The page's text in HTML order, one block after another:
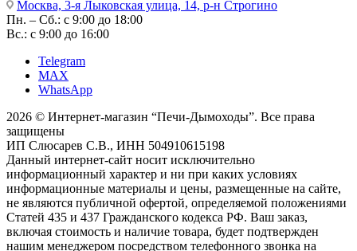
Москва, 3-я Лыковская улица, 14, р-н Строгино
Пн. – Сб.: с 9:00 до 18:00
Вс.: с 9:00 до 16:00
Telegram
MAX
WhatsApp
2026 © Интернет-магазин “Печи-Дымоходы”. Все права
защищены
ИП Слюсарев С.В., ИНН 504910615198
Данный интернет-сайт носит исключительно
информационный характер и ни при каких условиях
информационные материалы и цены, размещенные на сайте,
не являются публичной офертой, определяемой положениями
Статей 435 и 437 Гражданского кодекса РФ. Ваш заказ,
включая стоимость и наличие товара, будет подтвержден
нашим менеджером посредством телефонного звонка на